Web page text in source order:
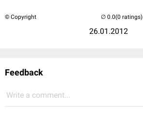
© Copyright
26.01.2012
(0 ratings)
Feedback
Write a comment...